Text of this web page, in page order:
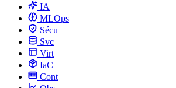
IA
MLOps
Sécu
Svc
Virt
IaC
Cont